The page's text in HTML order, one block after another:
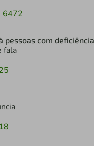
6472
pessoas com deficiência
fala